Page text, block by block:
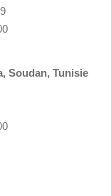
Soudan, Tunisie